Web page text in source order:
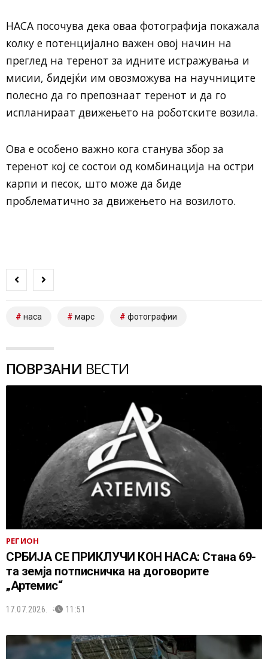
НАСА посочува дека оваа фотографија покажала
колку е потенцијално важен овој начин на
преглед на теренот за идните истражувања и
мисии, бидејќи им овозможува на научниците
полесно да го препознаат теренот и да го
испланираат движењето на роботските возила.
Ова е особено важно кога станува збор за
теренот кој се состои од комбинација на остри
карпи и песок, што може да биде
проблематично за движењето на возилото.
наса марс фотографии
ПОВРЗАНИ ВЕСТИ
РЕГИОН
СРБИЈА СЕ ПРИКЛУЧИ КОН НАСА: Стана 69-
та земја потписничка на договорите
„Артемис“
17.07.2026. 11:51